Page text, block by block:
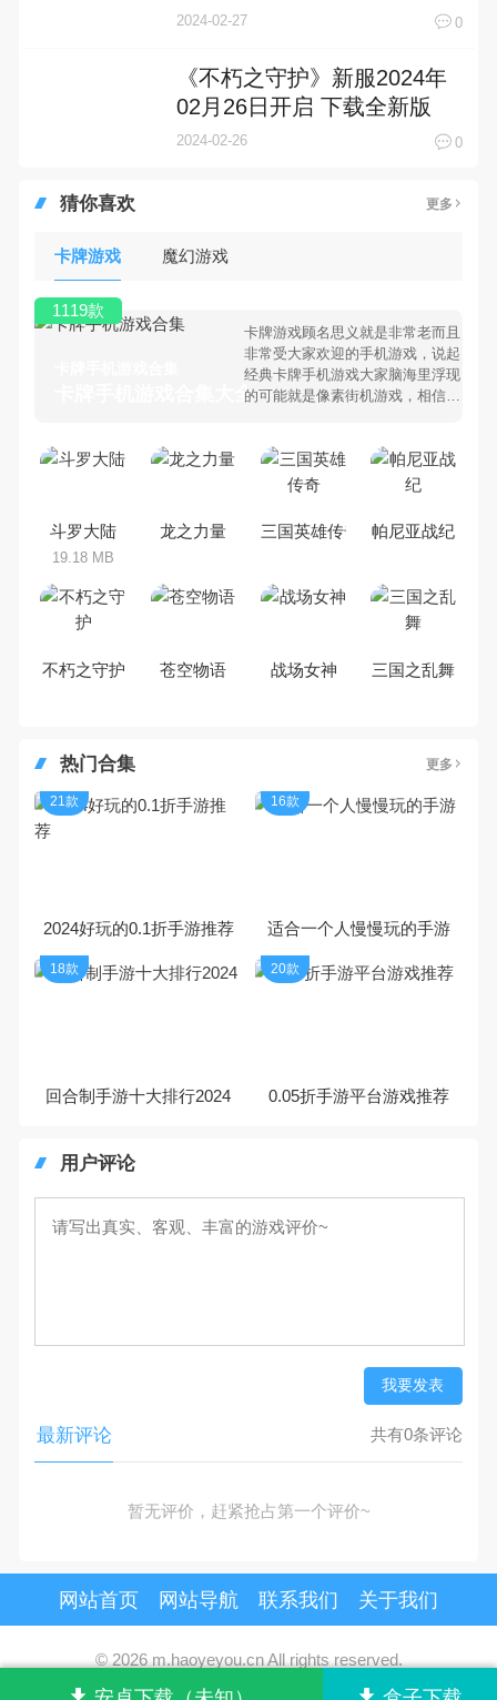
上
2024-02-27 0
《不朽之守护》新服2024年
02月26日开启 下载全新版
《不朽之守护》专享新服礼
2024-02-26 0
猜你喜欢 更多
卡牌游戏 魔幻游戏
卡牌手机游戏合集大全 >
卡牌游戏顾名思义就是非常老而且
非常受大家欢迎的手机游戏，说起
经典卡牌手机游戏大家脑海里浮现
的可能就是像素街机游戏，相信很
牌手机游戏有哪些呢？游戏今天，
乐途下载站小编芒果味的怪咖给大
集，欢迎大家前来选择下载体验
1119款
斗罗大陆
19.18 MB
龙之力量 三国英雄传奇 帕尼亚战纪
不朽之守护 苍空物语 战场女神 三国之乱舞
热门合集 更多
2024好玩的0.1折手游推荐
21款
适合一个人慢慢玩的手游
16款
回合制手游十大排行2024
18款
0.05折手游平台游戏推荐
20款
用户评论
我要发表
最新评论 共有0条评论
暂无评价，赶紧抢占第一个评价~
网站首页 网站导航 联系我们 关于我们
© 2026 m.haoyeyou.cn All rights reserved.